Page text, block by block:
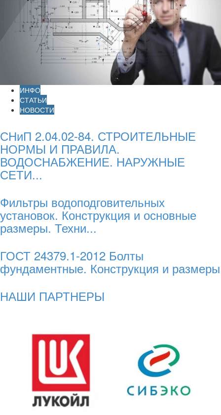
ИНФО
СТАТЬИ
НОВОСТИ
СНиП 2.04.02-84. СТРОИТЕЛЬНЫЕ
НОРМЫ И ПРАВИЛА.
ВОДОСНАБЖЕНИЕ. НАРУЖНЫЕ
СЕТИ...
Фильтры водоподговительных
установок. Конструкция и основные
размеры. Техни...
ГОСТ 24379.1-2012 Болты
фундаментные. Конструкция и размеры
НАШИ ПАРТНЕРЫ